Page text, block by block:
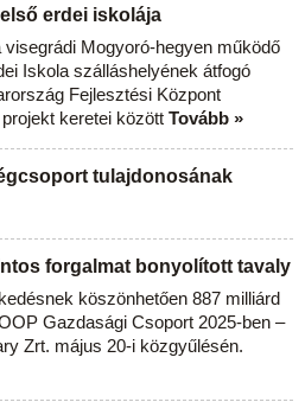
erdei iskolája
Mogyoró-hegyen működő
Iskola szálláshelyének átfogó
Fejlesztési Központ
keretei között Tovább »
tulajdonosának
forgalmat bonyolított tavaly
köszönhetően 887 milliárd
Gazdasági Csoport 2025-ben –
Zrt. május 20-i közgyűlésén.